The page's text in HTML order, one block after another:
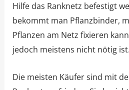
Hilfe das Ranknetz befestigt
bekommt man Pflanzbinder,
Pflanzen am Netz fixieren
jedoch meistens nicht nötig ist.
Die meisten Käufer sind mit